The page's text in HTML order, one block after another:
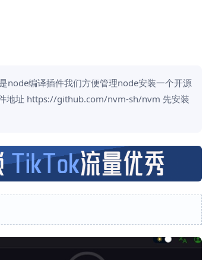
node编译插件我们方便管理node安装一个开源
地址 https://github.com/nvm-sh/nvm 先安装